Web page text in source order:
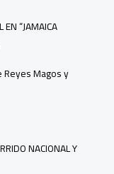
“JAMAICA
Magos y
NACIONAL Y